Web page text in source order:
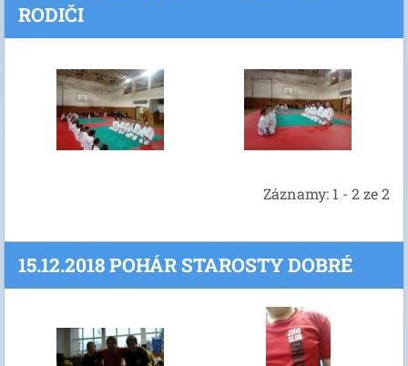
RODIČI
Záznamy: 1 - 2 ze 2
15.12.2018 POHÁR STAROSTY DOBRÉ